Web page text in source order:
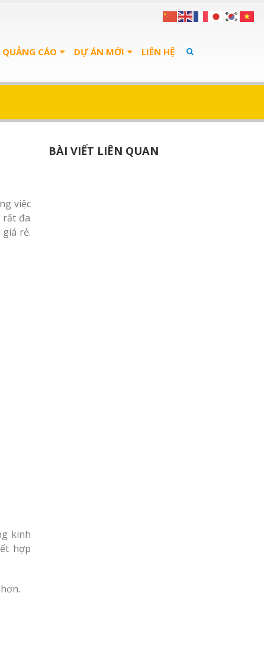
CÁO DỰ ÁN MỚI LIÊN HỆ
việc
rất đa
rẻ.
kinh
hợp
BÀI VIẾT LIÊN QUAN